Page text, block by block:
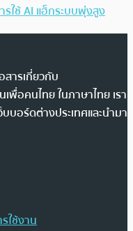
รใช้ AI แฮ็กระบบพุ่งสูง
ารเกี่ยวกับ
พื่อคนไทย ในภาษาไทย เรา
บอร์ดต่างประเทศและนำมา
ใช้งาน